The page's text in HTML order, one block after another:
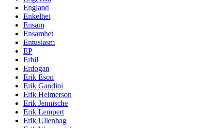
England
Enkelhet
Ensam
Ensamhet
Entusiasm
EP
Erbil
Erdogan
Erik Eson
Erik Gandini
Erik Helmerson
Erik Jennische
Erik Lempert
Erik Ullenhag